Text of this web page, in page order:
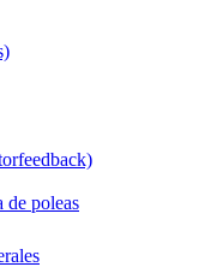
de poleas